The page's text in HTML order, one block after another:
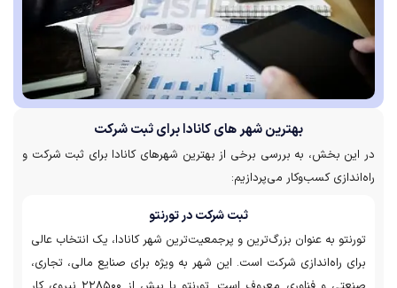
بهترین شهر های کانادا برای ثبت شرکت
در این بخش، به بررسی برخی از بهترین شهرهای کانادا برای ثبت شرکت و
راه‌اندازی کسب‌وکار می‌پردازیم:
ثبت شرکت در تورنتو
تورنتو به عنوان بزرگ‌ترین و پرجمعیت‌ترین شهر کانادا، یک انتخاب عالی
برای راه‌اندازی شرکت است. این شهر به ویژه برای صنایع مالی، تجاری،